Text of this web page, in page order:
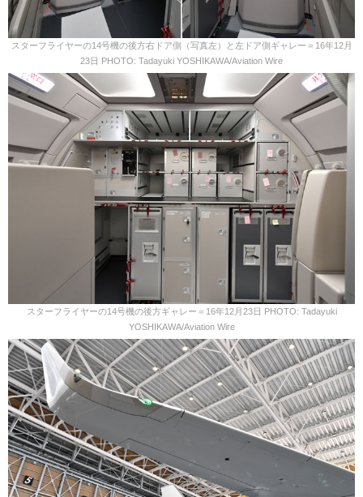
スターフライヤーの14号機の後方右ドア側（写真左）と左ドア側ギャレー＝16年12月
23日 PHOTO: Tadayuki YOSHIKAWA/Aviation Wire
スターフライヤーの14号機の後方ギャレー＝16年12月23日 PHOTO: Tadayuki
YOSHIKAWA/Aviation Wire